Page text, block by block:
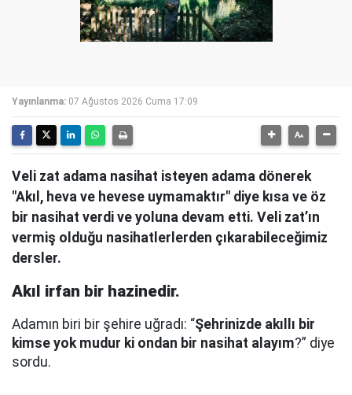
Yayınlanma: 07 Ağustos 2026 Cuma 17:09
Veli zat adama nasihat isteyen adama dönerek
"Akıl, heva ve hevese uymamaktır" diye kısa ve öz
bir nasihat verdi ve yoluna devam etti. Veli zat’ın
vermiş olduğu nasihatlerlerden çıkarabileceğimiz
dersler.
Akıl irfan bir hazinedir.
Adamın biri bir şehire uğradı: “Şehrinizde akıllı bir
kimse yok mudur ki ondan bir nasihat alayım?” diye
sordu.